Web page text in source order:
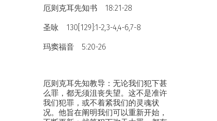
厄则克耳先知书 18:21-28
圣咏 130[129]:1-2,3-4,4-6,7-8
玛窦福音 5:20-26
厄则克耳先知教导：无论我们犯下甚
么罪，都无须沮丧失望。这不是准许
我们犯罪，或不着紧我们的灵魂状
况。他旨在阐明我们可以重新开始，